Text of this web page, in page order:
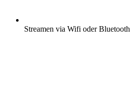
Streamen via Wifi oder Bluetooth